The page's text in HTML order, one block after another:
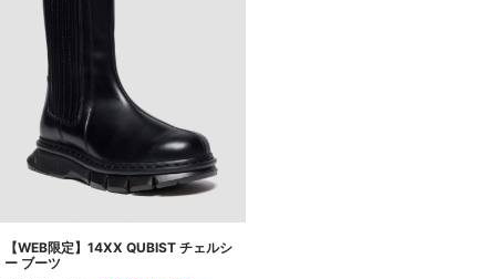
【WEB限定】14XX QUBIST チェルシ
ー ブーツ